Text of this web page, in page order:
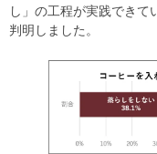
し」の工程が実践でき
判明しました。